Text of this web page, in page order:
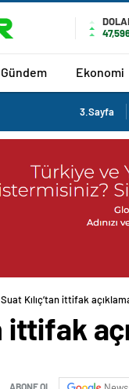
Gündem Ekonomi
3.Sayfa
Suat Kılıç’tan ittifak
ittifak